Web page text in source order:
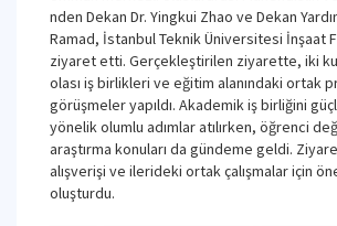
nden Dekan Dr. Yingkui Zhao ve Dekan
Ramad, İstanbul Teknik Üniversitesi İnşaat
ziyaret etti. Gerçekleştirilen ziyarette, iki
olası iş birlikleri ve eğitim alanındaki ortak
görüşmeler yapıldı. Akademik iş birliğini
yönelik olumlu adımlar atılırken, öğrenci
araştırma konuları da gündeme geldi.
alışverişi ve ilerideki ortak çalışmalar için
oluşturdu.